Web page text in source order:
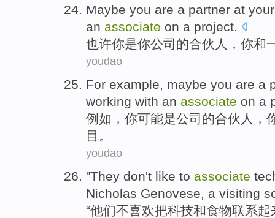
Maybe you are a partner at your
an associate on a project.
也许你是你公司 的合伙人 ，你和
youdao
For example, maybe you are a
working with an associate on a
例如 ， 你可能是公司 的合伙人 ，
目 。
youdao
"They don't like to associate
Nicholas Genovese, a visiting
“他们不喜欢把科技和食物联系起